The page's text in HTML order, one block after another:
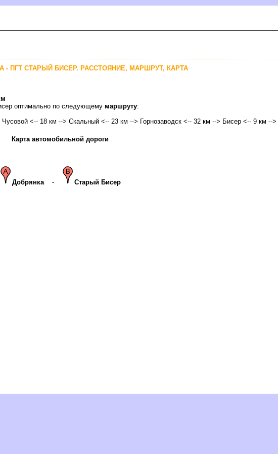
- ПГТ СТАРЫЙ БИСЕР. РАССТОЯНИЕ, МАРШРУТ, КАРТА
оптимально по следующему маршруту:
Чусовой <-- 18 км --> Скальный <-- 23 км --> Горнозаводск <-- 32 км --> Бисер <-- 9 км -->
Карта автомобильной дороги
Добрянка- Старый Бисер